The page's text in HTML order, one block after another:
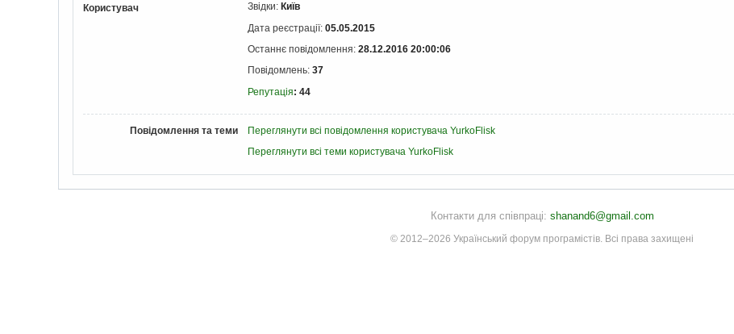
Користувач
Звідки: Київ
Дата реєстрації: 05.05.2015
Останнє повідомлення: 28.12.2016 20:00:06
Повідомлень: 37
Репутація: 44
Повідомлення та теми
Переглянути всі повідомлення користувача YurkoFlisk
Переглянути всі теми користувача YurkoFlisk
Контакти для співпраці: shanand6@gmail.com
© 2012–2026 Український форум програмістів. Всі права захищені